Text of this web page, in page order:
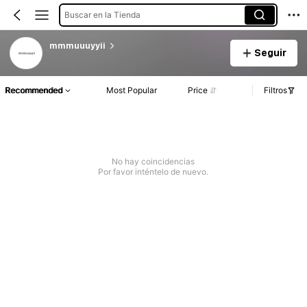
Buscar en la Tienda
mmmuuuyyii
Seguir
Recommended Most Popular Price Filtros
No hay coincidencias
Por favor inténtelo de nuevo.